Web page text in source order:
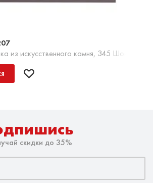
из искусственного камня, 345 Шоколад
скидки до 35%